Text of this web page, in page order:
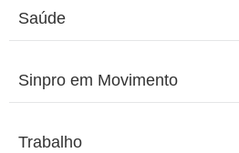
Saúde
Sinpro em Movimento
Trabalho